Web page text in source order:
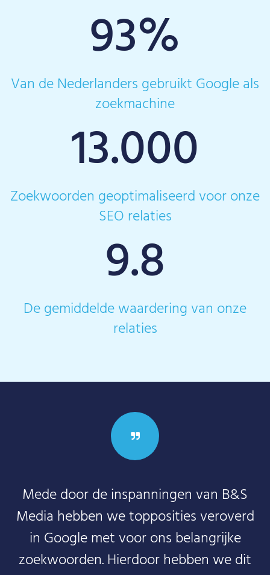
93%
Van de Nederlanders gebruikt Google als
zoekmachine
13.000
Zoekwoorden geoptimaliseerd voor onze
SEO relaties
9.8
De gemiddelde waardering van onze
relaties
Mede door de inspanningen van B&S
Media hebben we topposities veroverd
in Google met voor ons belangrijke
zoekwoorden. Hierdoor hebben we dit